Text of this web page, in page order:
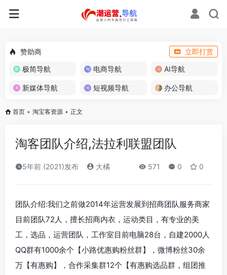
赞助商
立即打赏
极简导航
电商导航 AI导航
新媒体导航 短视频导航 办公导航
首页 • 淘宝客资源 • 正文
淘客团队介绍,法拉利联盟团队
5年前 (2021)发布 大橘 571 0 0
团队介绍:我们之前做2014年运营发展到招商团队服务商家
目前团队72人，擅长招商内衣，运动类目，有专业的美
工，选品，运营团队，工作室目前电脑28台，自建2000人
QQ群有1000余个【小路优惠购粉丝群】，微博粉丝30余
万【有惠购】，合作采集群12个【有惠购选品群，组团推